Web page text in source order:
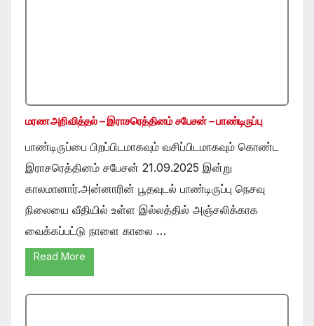
மரண அறிவித்தல் – இராசரெத்தினம் சபேசன் – பாண்டிருப்பு
பாண்டிருப்பை பிறப்பிடமாகவும் வசிப்பிடமாகவும் கொண்ட
இராசரெத்தினம் சபேசன் 21.09.2025 இன்று
காலமானார்.அன்னாரின் பூதவுடல் பாண்டிருப்பு நெசவு
நிலையை வீதியில் உள்ள இல்லத்தில் அஞ்சலிக்காக
வைக்கப்பட்டு நாளை காலை …
Read More